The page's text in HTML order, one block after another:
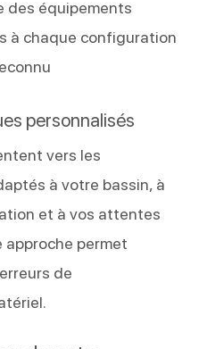
des équipements
à chaque configuration
personnalisés
vers les
à votre bassin, à
et à vos attentes
approche permet
de